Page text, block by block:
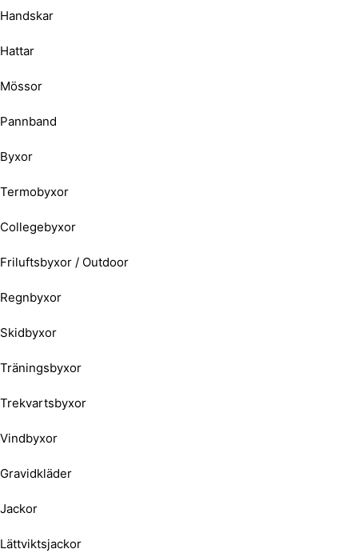
Handskar
Hattar
Mössor
Pannband
Byxor
Termobyxor
Collegebyxor
Friluftsbyxor / Outdoor
Regnbyxor
Skidbyxor
Träningsbyxor
Trekvartsbyxor
Vindbyxor
Gravidkläder
Jackor
Lättviktsjackor